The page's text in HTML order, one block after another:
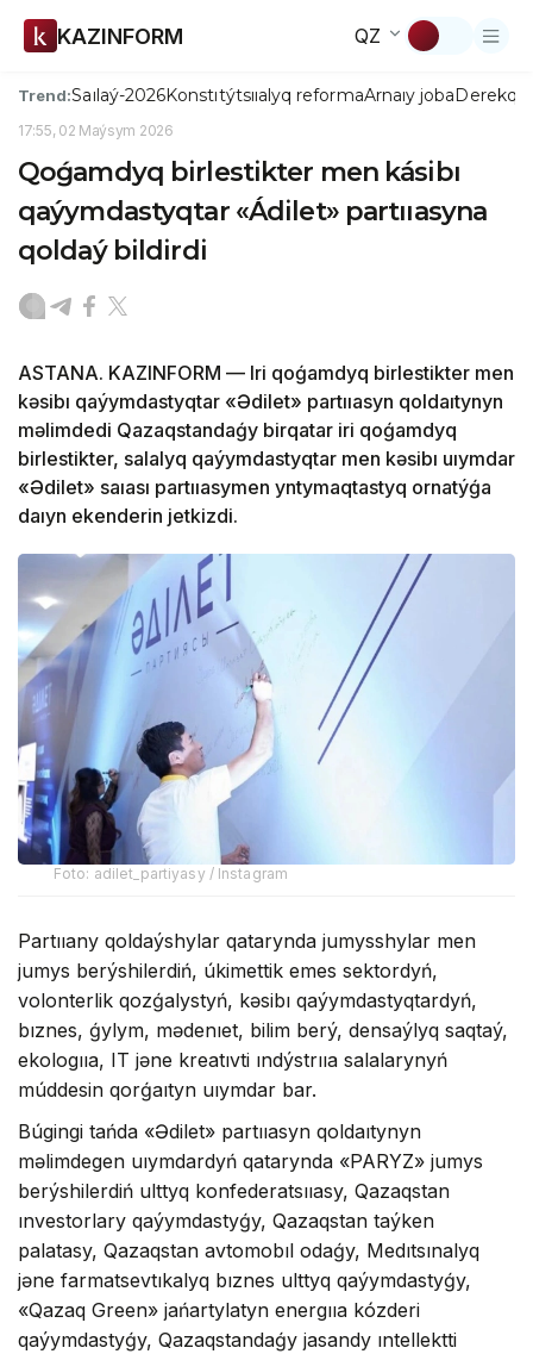
KAZINFORM QZ
Trend:Saılaý-2026Konstıtýtsııalyq reformaArnaıy jobaDerekqor
17:55, 02 Maýsym 2026
Qoǵamdyq birlestikter men kásibı
qaýymdastyqtar «Ádilet» partııasyna
qoldaý bildirdi
ASTANA. KAZINFORM — Іri qoǵamdyq birlestikter men
kəsibı qaýymdastyqtar «Ədilet» partııasyn qoldaıtynyn
məlimdedi Qazaqstandaǵy birqatar iri qoǵamdyq
birlestikter, salalyq qaýymdastyqtar men kəsibı uıymdar
«Ədilet» saıası partııasymen yntymaqtastyq ornatýǵa
daıyn ekenderin jetkizdi.
Foto: adilet_partiyasy / Instagram
Partııany qoldaýshylar qatarynda jumysshylar men
jumys berýshilerdiń, úkimettik emes sektordyń,
volonterlik qozǵalystyń, kəsibı qaýymdastyqtardyń,
bıznes, ǵylym, mədenıet, bilim berý, densaýlyq saqtaý,
ekologııa, IT jəne kreatıvti ındýstrııa salalarynyń
múddesin qorǵaıtyn uıymdar bar.
Búgingi tańda «Ədilet» partııasyn qoldaıtynyn
məlimdegen uıymdardyń qatarynda «PARYZ» jumys
berýshilerdiń ulttyq konfederatsııasy, Qazaqstan
ınvestorlary qaýymdastyǵy, Qazaqstan taýken
palatasy, Qazaqstan avtomobıl odaǵy, Medıtsınalyq
jəne farmatsevtıkalyq bıznes ulttyq qaýymdastyǵy,
«Qazaq Green» jańartylatyn energııa kózderi
qaýymdastyǵy, Qazaqstandaǵy jasandy ıntellektti